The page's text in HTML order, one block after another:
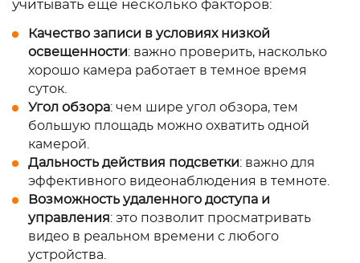
учитывать еще несколько факторов:
Качество записи в условиях низкой
освещенности: важно проверить, насколько
хорошо камера работает в темное время
суток.
Угол обзора: чем шире угол обзора, тем
большую площадь можно охватить одной
камерой.
Дальность действия подсветки: важно для
эффективного видеонаблюдения в темноте.
Возможность удаленного доступа и
управления: это позволит просматривать
видео в реальном времени с любого
устройства.